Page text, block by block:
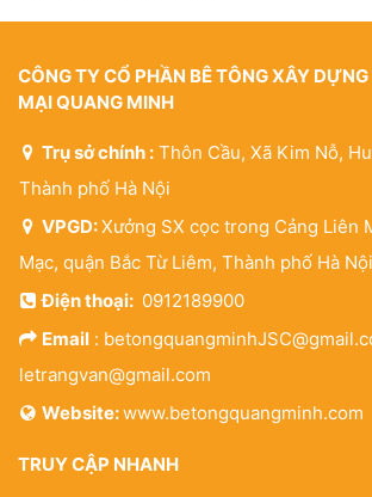
CÔNG TY CỔ PHẦN BÊ TÔNG XÂY
MẠI QUANG MINH
Trụ sở chính : Thôn Cầu, Xã Kim Nỗ,
Thành phố Hà Nội
VPGD:Xưởng SX cọc trong Cảng Liên
Mạc, quận Bắc Từ Liêm, Thành phố Hà Nội
Điện thoại: 0912189900
Email :
letrangvan@gmail.com
Website:www.betongquangminh.com
TRUY CẬP NHANH